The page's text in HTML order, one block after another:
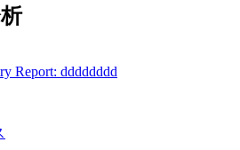
Report: dddddddd